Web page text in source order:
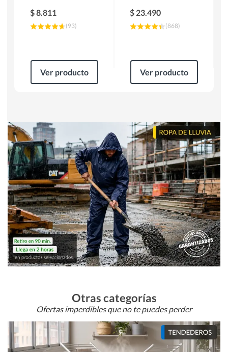
$8.811
(93)
Ver producto
$ 23.490
(868)
Ver producto
Otras categorías
Ofertas imperdibles que no te puedes perder